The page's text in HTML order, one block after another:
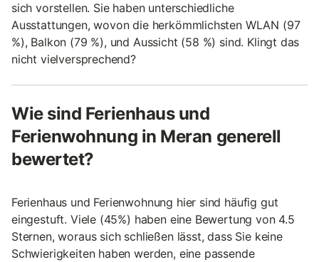
sich vorstellen. Sie haben unterschiedliche
Ausstattungen, wovon die herkömmlichsten WLAN (97
%), Balkon (79 %), und Aussicht (58 %) sind. Klingt das
nicht vielversprechend?
Wie sind Ferienhaus und
Ferienwohnung in Meran generell
bewertet?
Ferienhaus und Ferienwohnung hier sind häufig gut
eingestuft. Viele (45%) haben eine Bewertung von 4.5
Sternen, woraus sich schließen lässt, dass Sie keine
Schwierigkeiten haben werden, eine passende